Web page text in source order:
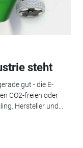
steht
gut - die E-
CO2-freien oder
Hersteller und...